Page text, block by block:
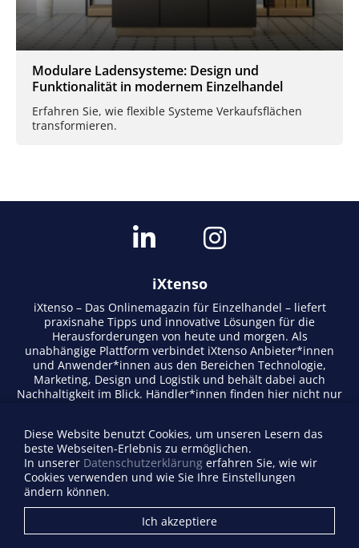
Modulare Ladensysteme: Design und
Funktionalität in modernem Einzelhandel
Erfahren Sie, wie flexible Systeme Verkaufsflächen
transformieren.
iXtenso
iXtenso – Das Onlinemagazin für Einzelhandel – liefert
praxisnahe Tipps und innovative Lösungen für die
Herausforderungen von heute und morgen. Als
unabhängige Plattform verbindet iXtenso Anbieter*innen
und Anwender*innen aus den Bereichen Technologie,
Marketing, Design und Logistik und behält dabei auch
Nachhaltigkeit im Blick. Händler*innen finden hier nicht nur
lebendigen Schreibstil und relevantem Content fördert das
Magazin den Austausch innerhalb der Retail-Community.
Ob digitale Trends oder praktische Alltagstipps – iXtenso
macht Wissen für den Handel zugänglich.
Firma eintragen
Diese Website benutzt Cookies, um unseren Lesern das
beste Webseiten-Erlebnis zu ermöglichen.
In unserer Datenschutzerklärung erfahren Sie, wie wir
Cookies verwenden und wie Sie Ihre Einstellungen
ändern können.
Ich akzeptiere